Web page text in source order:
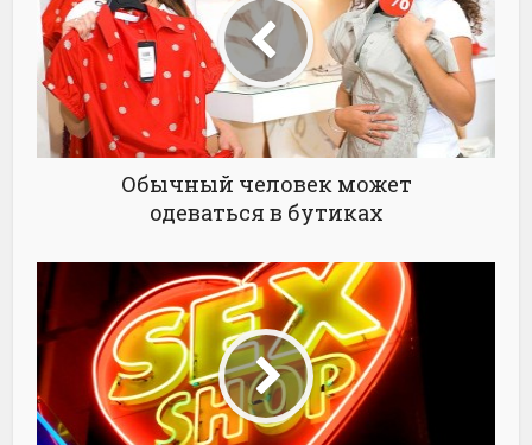
Обычный человек может
одеваться в бутиках